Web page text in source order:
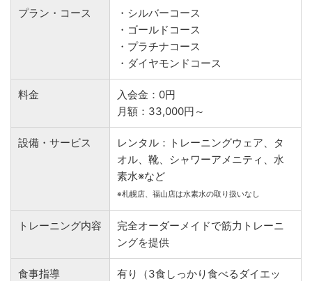
プラン・コース
・シルバーコース
・ゴールドコース
・プラチナコース
・ダイヤモンドコース
料金
入会金：0円
月額：33,000円～
設備・サービス
レンタル：トレーニングウェア、タ
オル、靴、シャワーアメニティ、水
素水※など
※札幌店、福山店は水素水の取り扱いなし
トレーニング内容
完全オーダーメイドで筋力トレーニ
ングを提供
食事指導
有り（3食しっかり食べるダイエッ